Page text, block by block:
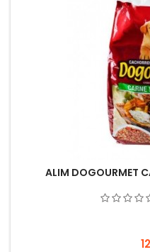
ALIM DOGOURMET